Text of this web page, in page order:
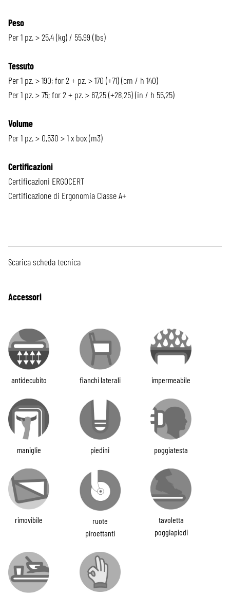
Peso
Per 1 pz. > 25,4 (kg) / 55,99 (lbs)
Tessuto
Per 1 pz. > 190; for 2 + pz. > 170 (+71) (cm / h 140)
Per 1 pz. > 75; for 2 + pz. > 67,25 (+28,25) (in / h 55,25)
Volume
Per 1 pz. > 0,530 > 1 x box (m3)
Certificazioni
Certificazioni ERGOCERT
Certificazione di Ergonomia Classe A+
Scarica scheda tecnica
Accessori
antidecubito fianchi laterali impermeabile
maniglie piedini poggiatesta
rimovibile
ruote
piroettanti
tavoletta
poggiapiedi